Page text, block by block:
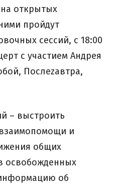
открытых
пройдут
сессий, с 18:00
с участием Андрея
Послеzавтра,
– выстроить
и
общих
освобожденных
об